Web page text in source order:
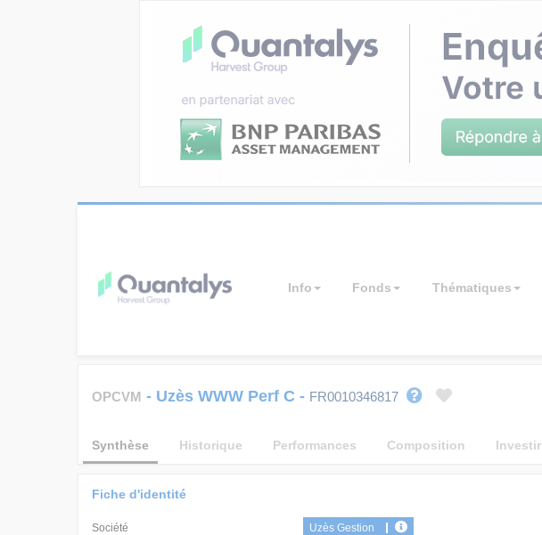
Info Fonds Thématiques
OPCVM - Uzès WWW Perf C - FR0010346817
Synthèse Historique Performances Composition Investir
Fiche d'identité
Société
Uzès Gestion